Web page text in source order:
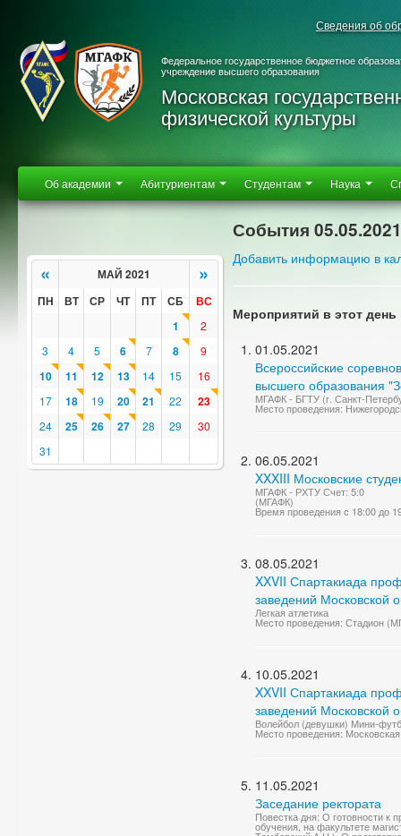
Сведения об
Федеральное государственное бюджетное
учреждение высшего образования
Московская
физической культуры
Об академии Абитуриентам Студентам Наука
« МАЙ 2021 »
ПН ВТ СР ЧТ ПТ СБ
ВС
1
2
3
4 5 6 7 8 9
10 11 12 13 14 15
16
17
18 19 20 21 22 23
24 25 26 27 28 29
30
31
События 05.05.2021
Добавить информацию в
Мероприятий в этот день
01.05.2021
Всероссийские
высшего образования
МГАФК - БГТУ (г. Санкт-
Место проведения:
06.05.2021
XXXIII Московские
МГАФК - РХТУ Счет: 5:0
(МГАФК)
Время проведения с 18:00 до
08.05.2021
XXVII Спартакиада
заведений Московской
Легкая атлетика
Место проведения: Стадион
10.05.2021
XXVII Спартакиада
заведений Московской
Волейбол (девушки) Мини-
Место проведения:
11.05.2021
Заседание ректората
Повестка дня: О готовности к
обучения, на факультете